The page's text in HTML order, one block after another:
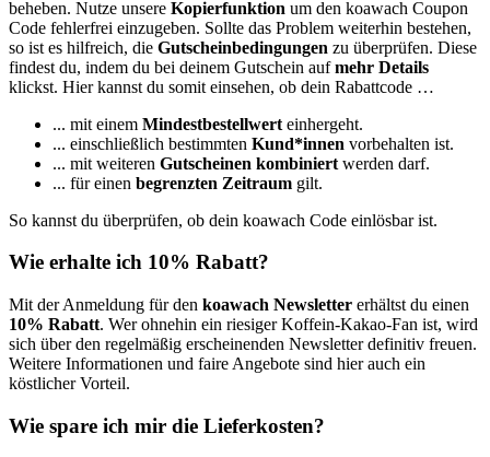
beheben. Nutze unsere Kopierfunktion um den koawach Coupon
Code fehlerfrei einzugeben. Sollte das Problem weiterhin bestehen,
so ist es hilfreich, die Gutscheinbedingungen zu überprüfen. Diese
findest du, indem du bei deinem Gutschein aufmehr Details
klickst. Hier kannst du somit einsehen, ob dein Rabattcode …
... mit einem Mindestbestellwert einhergeht.
... einschließlich bestimmten Kund*innen vorbehalten ist.
... mit weiteren Gutscheinen kombiniert werden darf.
... für einen begrenzten Zeitraum gilt.
So kannst du überprüfen, ob dein koawach Code einlösbar ist.
Wie erhalte ich 10% Rabatt?
Mit der Anmeldung für den koawach Newsletter erhältst du einen
10% Rabatt. Wer ohnehin ein riesiger Koffein-Kakao-Fan ist, wird
sich über den regelmäßig erscheinenden Newsletter definitiv freuen.
Weitere Informationen und faire Angebote sind hier auch ein
köstlicher Vorteil.
Wie spare ich mir die Lieferkosten?